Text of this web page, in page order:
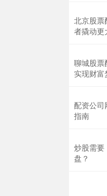
北京股票
者撬动更
聊城股票
实现财富
配资公司
指南
炒股需
盘？